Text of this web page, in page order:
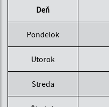
Deň
Pondelok
Utorok
Streda